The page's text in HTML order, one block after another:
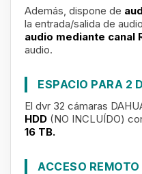
Además, dispone de
la entrada/salida de
audio mediante canal
audio.
ESPACIO PARA 2
El dvr 32 cámaras
HDD (NO INCLUÍDO)
16 TB.
ACCESO REMOTO